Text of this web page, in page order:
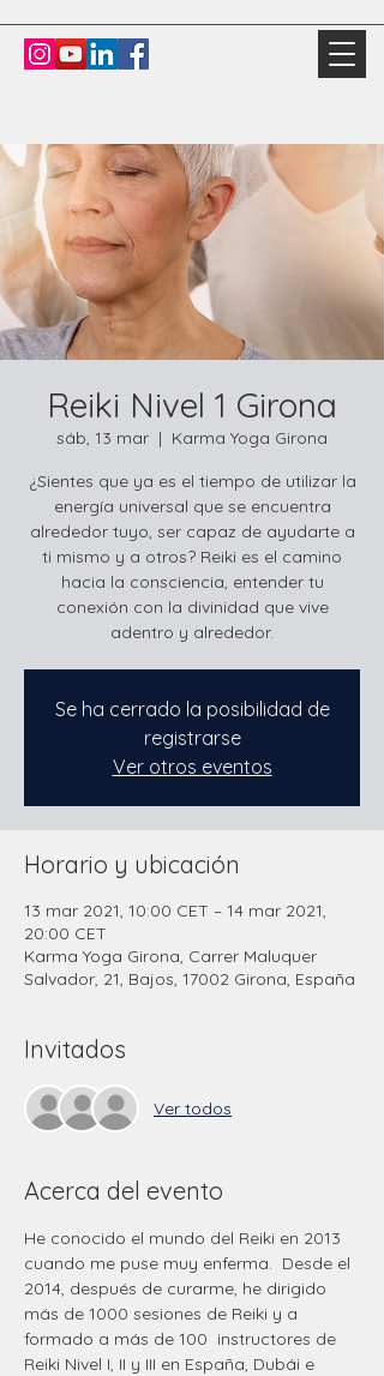
Reiki Nivel 1 Girona
sáb, 13 mar
  |
Karma Yoga Girona
¿Sientes que ya es el tiempo de utilizar la
energía universal que se encuentra
alrededor tuyo, ser capaz de ayudarte a
ti mismo y a otros? Reiki es el camino
hacia la consciencia, entender tu
conexión con la divinidad que vive
adentro y alrededor.
Se ha cerrado la posibilidad de
registrarse
Ver otros eventos
Horario y ubicación
13 mar 2021, 10:00 CET – 14 mar 2021,
20:00 CET
Karma Yoga Girona, Carrer Maluquer
Salvador, 21, Bajos, 17002 Girona, España
Invitados
Ver todos
Acerca del evento
He conocido el mundo del Reiki en 2013
cuando me puse muy enferma.  Desde el
2014, después de curarme, he dirigido
más de 1000 sesiones de Reiki y a
formado a más de 100  instructores de
Reiki Nivel I, II y III en España, Dubái e